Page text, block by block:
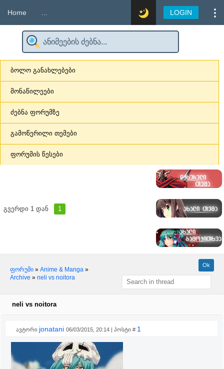
Home LOGIN
ბოლო განახლებები
მონაწილეები
ძებნა ფორუმზე
გამოწერილი თემები
ფორუმის წესები
გვერდი 1 დან 1
ფორუმი » Anime & Manga »
Archive » neli vs noitora
neli vs noitora
ავტორი jonatani 06/03/2015, 20:14 | პოსტი # 1